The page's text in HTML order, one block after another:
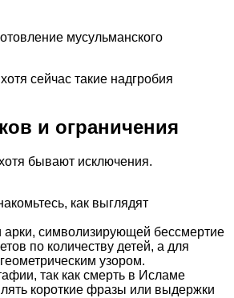
мусульманского
сейчас такие надгробия
и ограничения
бывают исключения.
как выглядят
символизирующей бессмертие
по количеству детей, а для
узором.
так как смерть в Исламе
короткие фразы или выдержки